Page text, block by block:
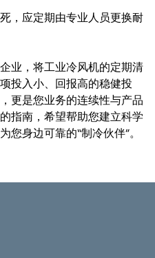
，应定期由专业人员更换耐
业，将工业冷风机的定期清
投入小、回报高的稳健投
更是您业务的连续性与产品
指南，希望帮助您建立科学
您身边可靠的“制冷伙伴”。